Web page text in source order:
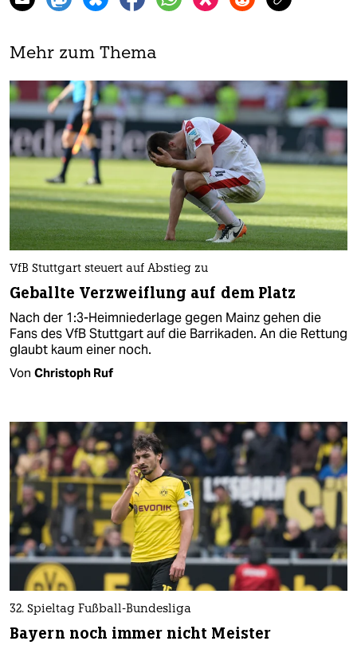
Mehr zum Thema
VfB Stuttgart steuert auf Abstieg zu
Geballte Verzweiflung auf dem Platz
Nach der 1:3-Heimniederlage gegen Mainz gehen die
Fans des VfB Stuttgart auf die Barrikaden. An die Rettung
glaubt kaum einer noch.
Von Christoph Ruf
32. Spieltag Fußball-Bundesliga
Bayern noch immer nicht Meister